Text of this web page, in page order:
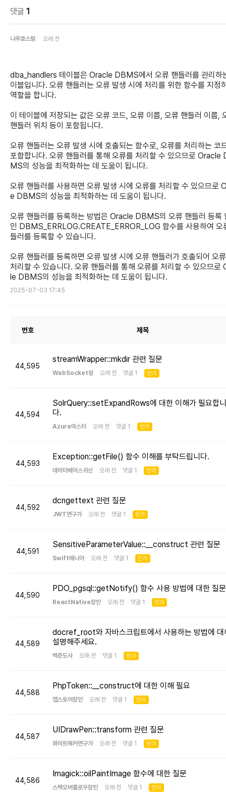
댓글 1
나우호스팅 오래 전
dba_handlers 테이블은 Oracle DBMS에서 오류 핸들러를 관리하
이블입니다. 오류 핸들러는 오류 발생 시에 처리를 위한 함수를 지정
역할을 합니다.
이 테이블에 저장되는 값은 오류 코드, 오류 이름, 오류 핸들러 이름,
핸들러 위치 등이 포함됩니다.
오류 핸들러는 오류 발생 시에 호출되는 함수로, 오류를 처리하는 코
포함합니다. 오류 핸들러를 통해 오류를 처리할 수 있으므로 Oracle
MS의 성능을 최적화하는 데 도움이 됩니다.
오류 핸들러를 사용하면 오류 발생 시에 오류를 처리할 수 있으므로
e DBMS의 성능을 최적화하는 데 도움이 됩니다.
오류 핸들러를 등록하는 방법은 Oracle DBMS의 오류 핸들러 등록
인 DBMS_ERRLOG.CREATE_ERROR_LOG 함수를 사용하여 오
들러를 등록할 수 있습니다.
오류 핸들러를 등록하면 오류 발생 시에 오류 핸들러가 호출되어 오
처리할 수 있습니다. 오류 핸들러를 통해 오류를 처리할 수 있으므로
le DBMS의 성능을 최적화하는 데 도움이 됩니다.
2025-07-03 17:45
번호 제목
44,595
streamWrapper::mkdir 관련 질문
WebSocket광 오래 전 댓글 1 인기
44,594
SolrQuery::setExpandRows에 대한 이해가 필요합니
다.
Azure마스터 오래 전 댓글 1 인기
44,593
Exception::getFile() 함수 이해를 부탁드립니다.
데이터베이스귀신 오래 전 댓글 1 인기
44,592
dcngettext 관련 질문
JWT연구가 오래 전 댓글 1 인기
44,591
SensitiveParameterValue::__construct 관련 질문
Swift매니아 오래 전 댓글 1 인기
44,590
PDO_pgsql::getNotify() 함수 사용 방법에 대한 질문
ReactNative장인 오래 전 댓글 1 인기
44,589
docref_root와 자바스크립트에서 사용하는 방법에 대
설명해주세요.
백준도사 오래 전 댓글 1 인기
44,588
PhpToken::__construct에 대한 이해 필요
앱스토어장인 오래 전 댓글 1 인기
44,587
UIDrawPen::transform 관련 질문
화이트해커연구가 오래 전 댓글 1 인기
44,586
Imagick::oilPaintImage 함수에 대한 질문
스택오버플로우장인 오래 전 댓글 1 인기